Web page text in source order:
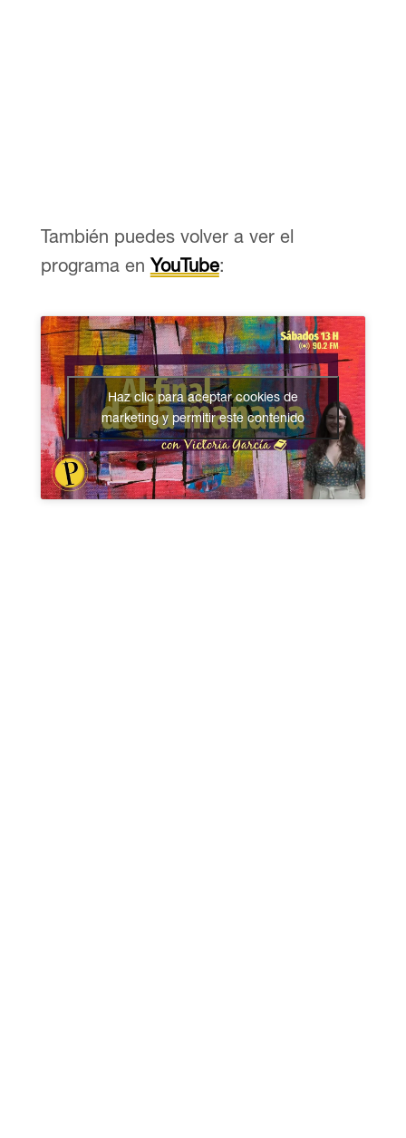
También puedes volver a ver el
programa en YouTube:
Haz clic para aceptar cookies de
marketing y permitir este contenido